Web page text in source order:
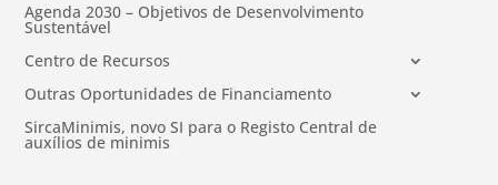
Agenda 2030 – Objetivos de Desenvolvimento
Sustentável
Centro de Recursos
Outras Oportunidades de Financiamento
SircaMinimis, novo SI para o Registo Central de
auxílios de minimis